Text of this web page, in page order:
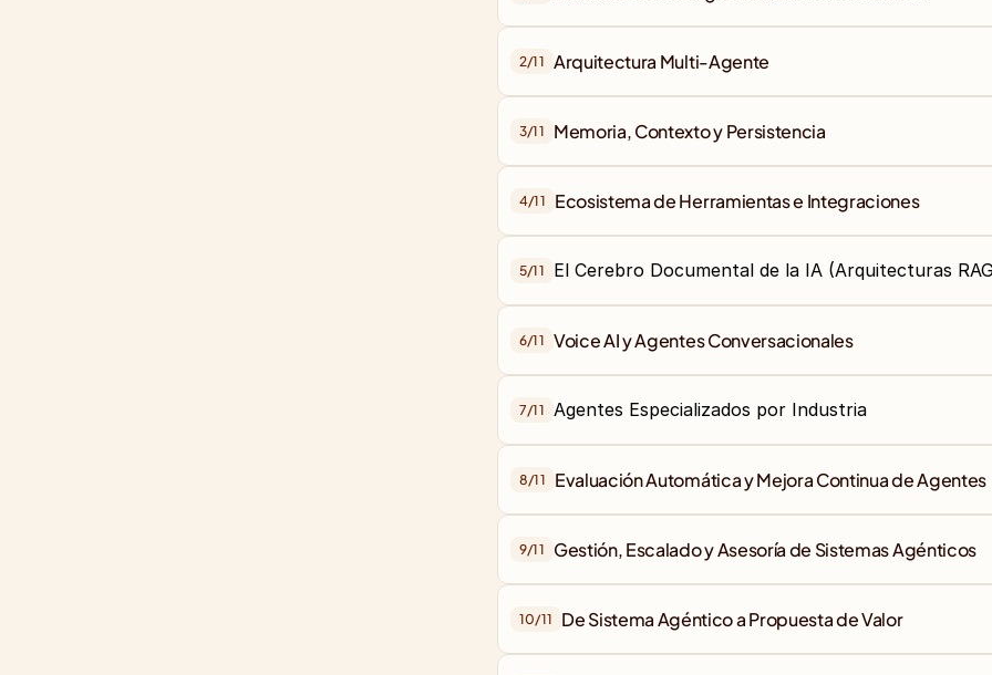
2/11 Arquitectura Multi-Agente
3/11 Memoria, Contexto y Persistencia
4/11 Ecosistema de Herramientas e Integraciones
5/11 El Cerebro Documental de la IA (Arquitecturas
6/11 Voice AI y Agentes Conversacionales
7/11 Agentes Especializados por Industria
8/11 Evaluación Automática y Mejora Continua de Agentes
9/11 Gestión, Escalado y Asesoría de Sistemas Agénticos
10/11 De Sistema Agéntico a Propuesta de Valor